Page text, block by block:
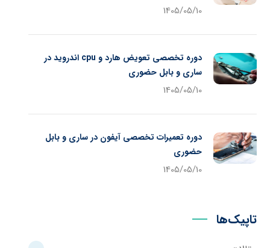
1405/05/10
دوره تخصصی تعویض هارد و cpu اندروید در
ساری و بابل حضوری
1405/05/10
دوره تعمیرات تخصصی آیفون در ساری و بابل
حضوری
1405/05/10
تاپیک‌ها